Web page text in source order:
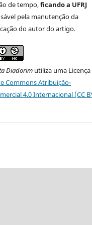
de tempo,ficando a UFRJ
pela manutenção da
do autor do artigo.
Diadorim utiliza uma Licença
Commons Atribuição-
4.0 Internacional (CC